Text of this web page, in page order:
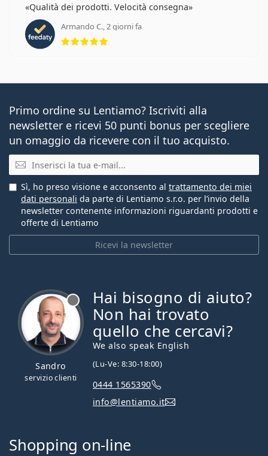
Qualità dei prodotti. Velocità consegna
Armando C., 2 giorni fa
valutazione 5 di 5
Primo ordine su Lentiamo? Iscriviti alla
newsletter e ricevi 50 punti bonus per scegliere
un omaggio da ricevere con il tuo acquisto.
E-mail
Ricevi la newsletter
Sì, ho preso visione e acconsento al trattamento dei miei
dati personali da parte di Lentiamo s.r.o. per l’invio della
newsletter contenente informazioni riguardanti prodotti e
offerte di Lentiamo
Sandro
servizio clienti
Hai bisogno di aiuto?
Non hai trovato
quello che cercavi?
We also speak English
(Lu-Ve: 8:30-18:00)
0444 1565390
info@lentiamo.it
Shopping on-line